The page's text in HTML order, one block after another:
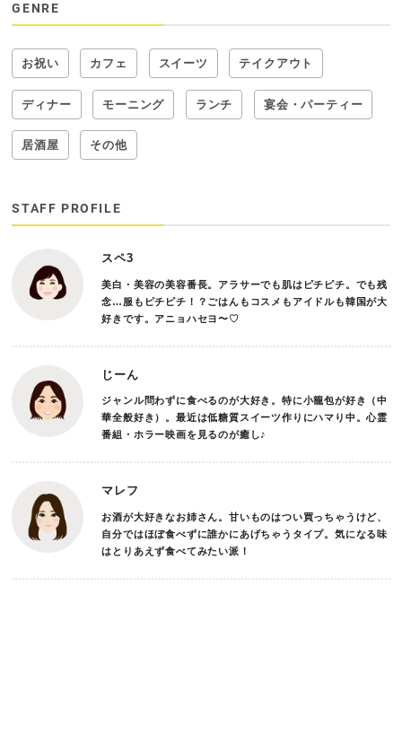
GENRE
お祝い カフェ スイーツ テイクアウト
ディナー モーニング ランチ 宴会・パーティー
居酒屋 その他
STAFF PROFILE
スペ3
美白・美容の美容番長。アラサーでも肌はピチピチ。でも残
念…服もピチピチ！？ごはんもコスメもアイドルも韓国が大
好きです。アニョハセヨ〜♡
じーん
ジャンル問わずに食べるのが大好き。特に小籠包が好き（中
華全般好き）。最近は低糖質スイーツ作りにハマり中。心霊
番組・ホラー映画を見るのが癒し♪
マレフ
お酒が大好きなお姉さん。甘いものはつい買っちゃうけど、
自分ではほぼ食べずに誰かにあげちゃうタイプ。気になる味
はとりあえず食べてみたい派！